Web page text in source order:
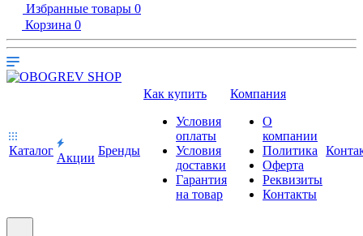
Избранные товары 0
Корзина 0
Каталог
Акции
Бренды
Как купить
Условия
оплаты
Условия
доставки
Гарантия
на товар
Компания
О
компании
Политика
Оферта
Реквизиты
Контакты